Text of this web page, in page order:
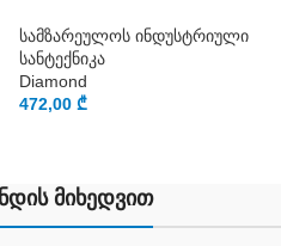
სამზარეულოს ინდუსტრიული
სანტექნიკა
Diamond
472,00 ₾
მიხედვით